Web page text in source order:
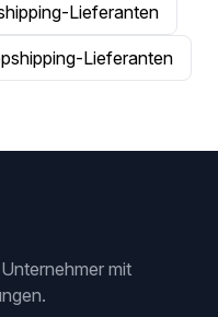
Lieferanten
Lieferanten
mit